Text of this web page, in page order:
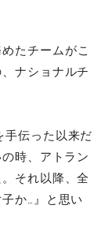
たチームがこ
ナショナルチ
手伝った以来だ
時、アトラン
それ以降、全
か…』と思い